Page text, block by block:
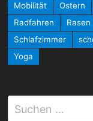
Mobilität
Ostern
Radfahren
Rasen
Schlafzimmer
Yoga
Suchen